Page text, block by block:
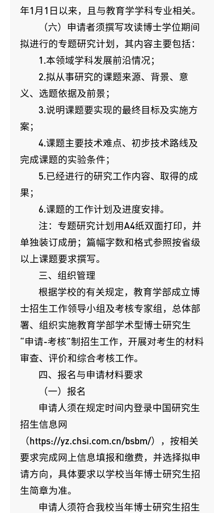
年1月1日以来，且与教育学学科专业相关。
（六）申请者须撰写攻读博士学位期间
拟进行的专题研究计划，其内容主要包括：
1.本领域学科发展前沿情况；
2.拟从事研究的课题来源、背景、意
义、选题依据及前景；
3.说明课题要实现的最终目标及实施方
案；
4.课题主要技术难点、初步技术路线及
完成课题的实验条件；
5.已经进行的研究工作内容、取得的成
果；
6.课题的工作计划及进度安排。
注：专题研究计划用A4纸双面打印，并
单独装订成册； 篇幅字数和格式参照按省级
以上课题要求撰写。
三、组织管理
根据学校的有关规定，教育学部成立博
士招生工作领导小组及考核专家组，总体部
署、组织实施教育学部学术型博士研究生
“申请-考核”制招生工作，开展对考生的材料
审查、评价和综合考核工作。
四、报名与申请材料要求
（一）报名
申请人须在规定时间内登录中国研究生
招生信息网
（https://yz.chsi.com.cn/bsbm/），按相关
要求完成网上信息填报和缴费，并选择拟申
请方向，具体要求以学校当年博士研究生招
生简章为准。
申请人须符合我校当年博士研究生招生